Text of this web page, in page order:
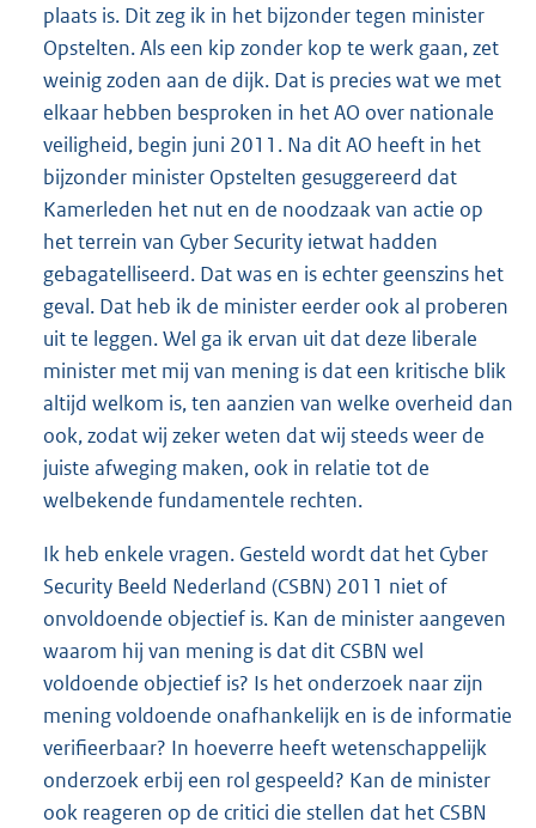
plaats is. Dit zeg ik in het bijzonder tegen minister
Opstelten. Als een kip zonder kop te werk gaan, zet
weinig zoden aan de dijk. Dat is precies wat we met
elkaar hebben besproken in het AO over nationale
veiligheid, begin juni 2011. Na dit AO heeft in het
bijzonder minister Opstelten gesuggereerd dat
Kamerleden het nut en de noodzaak van actie op
het terrein van Cyber Security ietwat hadden
gebagatelliseerd. Dat was en is echter geenszins het
geval. Dat heb ik de minister eerder ook al proberen
uit te leggen. Wel ga ik ervan uit dat deze liberale
minister met mij van mening is dat een kritische blik
altijd welkom is, ten aanzien van welke overheid dan
ook, zodat wij zeker weten dat wij steeds weer de
juiste afweging maken, ook in relatie tot de
welbekende fundamentele rechten.
Ik heb enkele vragen. Gesteld wordt dat het Cyber
Security Beeld Nederland (CSBN) 2011 niet of
onvoldoende objectief is. Kan de minister aangeven
waarom hij van mening is dat dit CSBN wel
voldoende objectief is? Is het onderzoek naar zijn
mening voldoende onafhankelijk en is de informatie
verifieerbaar? In hoeverre heeft wetenschappelijk
onderzoek erbij een rol gespeeld? Kan de minister
ook reageren op de critici die stellen dat het CSBN